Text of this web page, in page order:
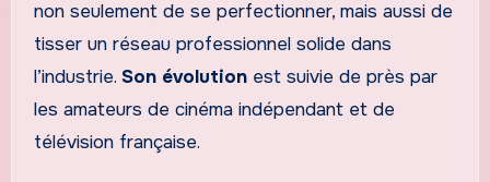
non seulement de se perfectionner, mais aussi de
tisser un réseau professionnel solide dans
l’industrie. Son évolutionest suivie de près par
les amateurs de cinéma indépendant et de
télévision française.